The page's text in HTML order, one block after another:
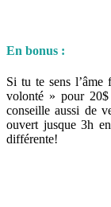
En bonus :
Si tu te sens
volonté » pour
conseille aussi de
ouvert jusque 3h
différente!